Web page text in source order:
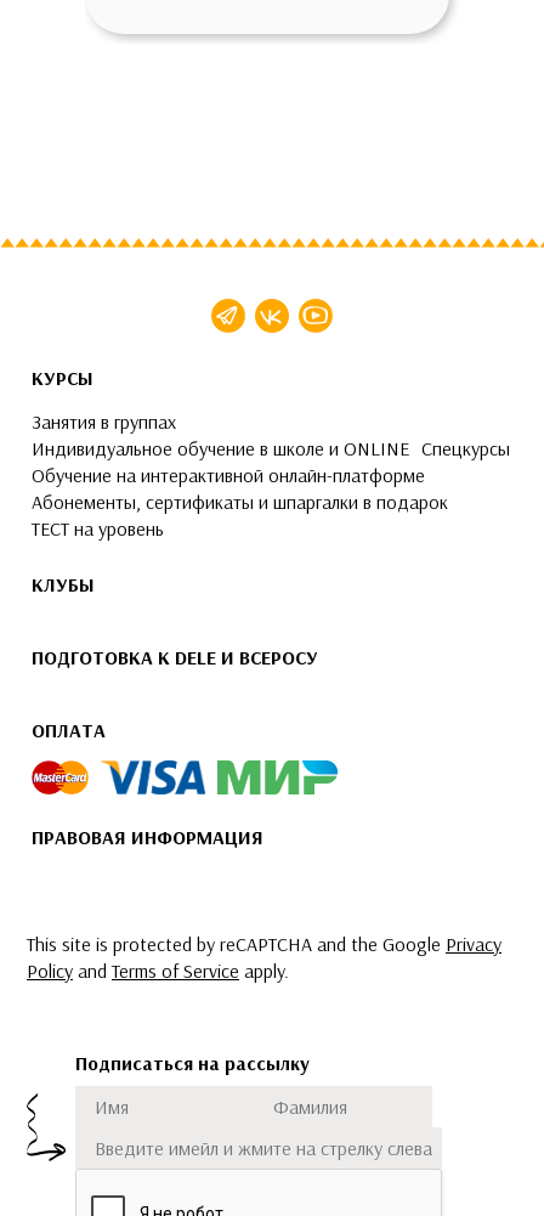
КУРСЫ
Занятия в группах
Индивидуальное обучение в школе и ONLINE Спецкурсы
Обучение на интерактивной онлайн-платформе
Абонементы, сертификаты и шпаргалки в подарок
ТЕСТ на уровень
КЛУБЫ
ПОДГОТОВКА К DELE И ВСЕРОСУ
ОПЛАТА
ПРАВОВАЯ ИНФОРМАЦИЯ
This site is protected by reCAPTCHA and the Google Privacy
Policy andTerms of Service apply.
Подписаться на рассылку
Имя
Фамилия
Подписаться